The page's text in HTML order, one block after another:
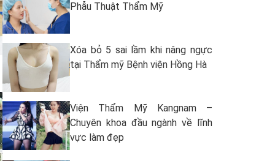
Phẫu Thuật Thẩm Mỹ
Xóa bỏ 5 sai lầm khi nâng ngực
tại Thẩm mỹ Bệnh viện Hồng Hà
Viện Thẩm Mỹ Kangnam –
Chuyên khoa đầu ngành về lĩnh
vực làm đẹp